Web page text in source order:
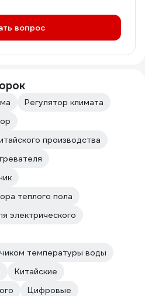
вопрос
Регулятор климата
производства
теплого пола
электрического
температуры воды
Китайские
Цифровые